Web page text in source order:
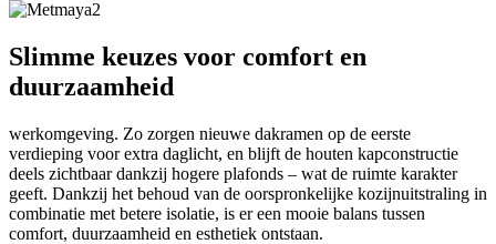
Slimme keuzes voor comfort en
duurzaamheid
werkomgeving. Zo zorgen nieuwe dakramen op de eerste
verdieping voor extra daglicht, en blijft de houten kapconstructie
deels zichtbaar dankzij hogere plafonds – wat de ruimte karakter
geeft. Dankzij het behoud van de oorspronkelijke kozijnuitstraling in
combinatie met betere isolatie, is er een mooie balans tussen
comfort, duurzaamheid en esthetiek ontstaan.